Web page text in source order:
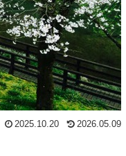
2025.10.20 2026.05.09